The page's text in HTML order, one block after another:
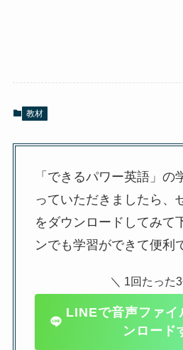
教材
「できるパワー英語」の
っていただきましたら、
をダウンロードしてみて
ンでも学習ができて便利
＼ 1回たった
LINEで音声ファイ
ンロード